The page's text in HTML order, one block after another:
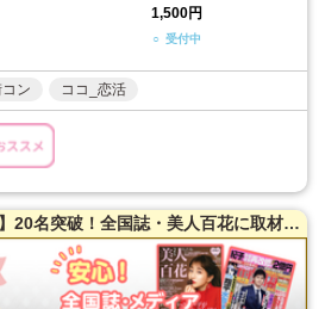
1,500円
○ 受付中
ン ココ_恋活
【38～54歳限定】【梅田】20名突破！全国誌・美人百花に取材を受けた大阪で一番出会える街コン♪満腹保証☆【たっぷりお肉】室内バーベキュー街コン♪【充実お料理＆飲み放題付】超オシャレ隠れ家ダイニング貸切☆同世代で楽しむ♪席替えあり！